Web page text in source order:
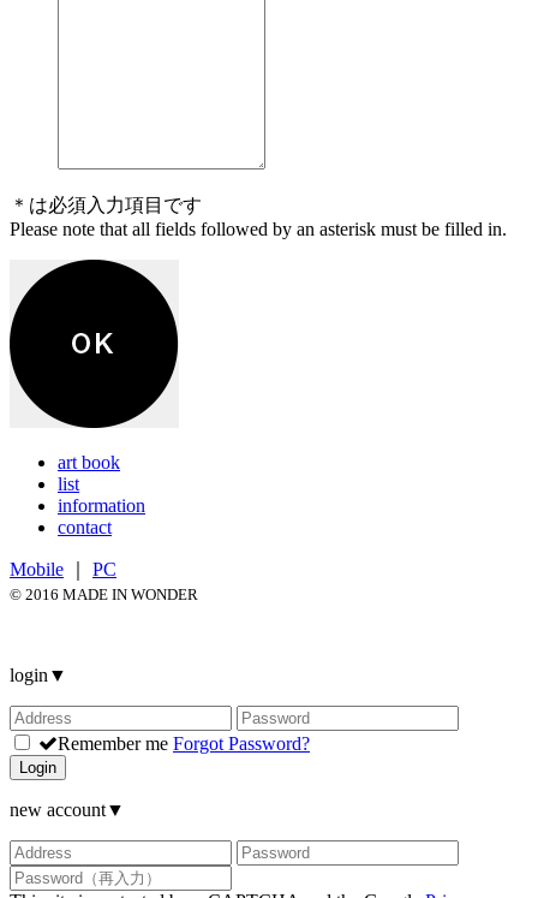
＊は必須入力項目です
Please note that all fields followed by an asterisk must be filled in.
art book
list
information
contact
Mobile PC
© 2016 MADE IN WONDER
login ▼
Remember me Forgot Password?
Login
new account▼